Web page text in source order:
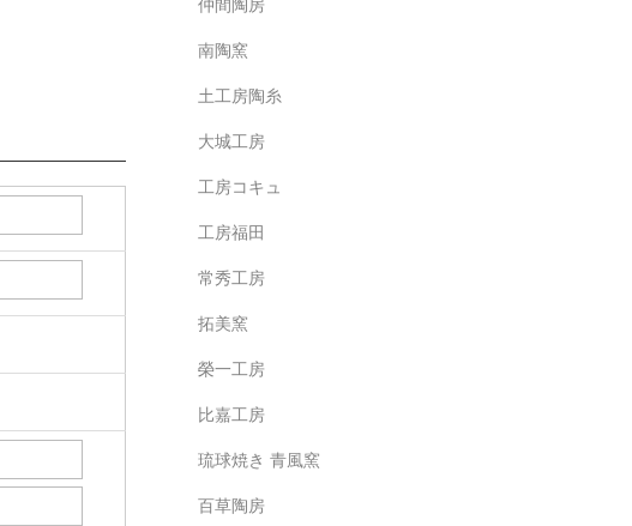
仲間陶房
南陶窯
土工房陶糸
大城工房
工房コキュ
工房福田
常秀工房
拓美窯
榮一工房
比嘉工房
琉球焼き 青風窯
百草陶房